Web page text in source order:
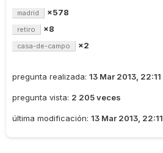
madrid ×578
retiro ×8
casa-de-campo ×2
pregunta realizada: 13 Mar 2013, 22:11
pregunta vista: 2 205 veces
última modificación: 13 Mar 2013, 22:11